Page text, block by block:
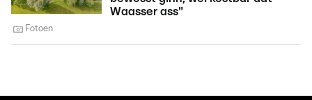
Waasser ass"
Fotoen